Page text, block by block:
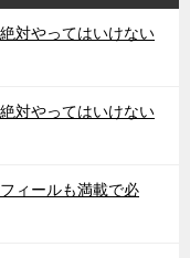
対やってはいけない
対やってはいけない
ィールも満載で必